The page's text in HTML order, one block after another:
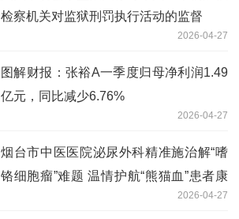
检察机关对监狱刑罚执行活动的监督
2026-04-27
图解财报：张裕A一季度归母净利润1.49
亿元，同比减少6.76%
2026-04-27
烟台市中医医院泌尿外科精准施治解“嗜
铬细胞瘤”难题 温情护航“熊猫血”患者康
2026-04-27